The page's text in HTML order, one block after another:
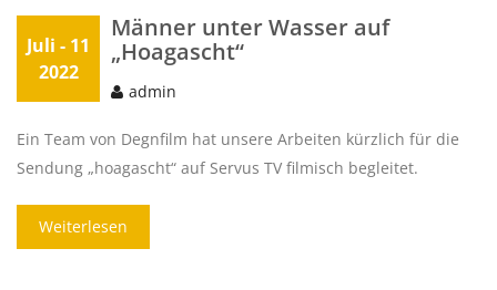
Juli - 11
2022
Männer unter Wasser auf
„Hoagascht“
admin
Ein Team von Degnfilm hat unsere Arbeiten kürzlich für die
Sendung „hoagascht“ auf Servus TV filmisch begleitet.
Weiterlesen